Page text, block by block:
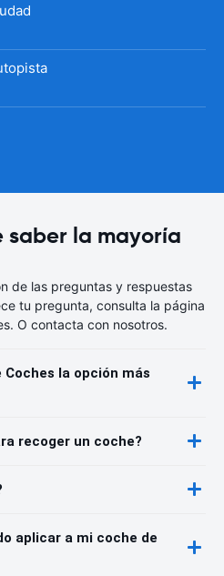
saber la mayoría
de las preguntas y respuestas
tu pregunta, consulta la página
O contacta con nosotros.
Coches la opción más
recoger un coche?
aplicar a mi coche de